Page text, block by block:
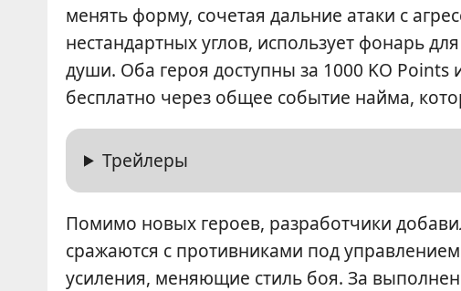
менять форму, сочетая дальние атаки с
нестандартных углов, использует фонарь
души. Оба героя доступны за 1000 KO
бесплатно через общее событие найма,
Трейлеры
Помимо новых героев, разработчики
сражаются с противниками под
усиления, меняющие стиль боя. За